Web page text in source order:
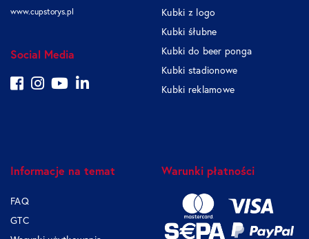
www.cupstorys.pl
Social Media
Kubki z logo
Kubki śłubne
Kubki do beer ponga
Kubki stadionowe
Kubki reklamowe
Informacje na temat
FAQ
GTC
Warunki płatności